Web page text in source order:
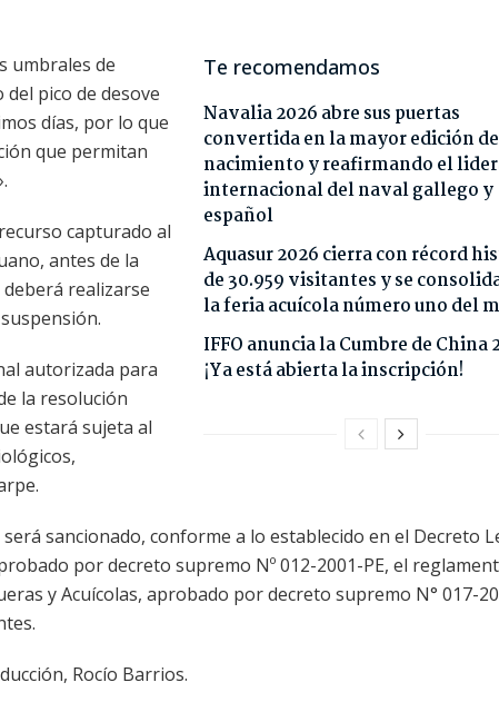
Te recomendamos
Navalia 2026 abre sus puertas
convertida en la mayor edición
nacimiento y reafirmando el
internacional del naval gallego y
español
Aquasur 2026 cierra con récord
de 30.959 visitantes y se
la feria acuícola número uno del
IFFO anuncia la Cumbre de China
¡Ya está abierta la inscripción!
umbrales de
pico de desove
días, por lo que
que permitan
capturado al
antes de la
realizarse
autorizada para
la resolución
estará sujeta al
sancionado, conforme a lo establecido en el Decreto
por decreto supremo Nº 012-2001-PE, el
y Acuícolas, aprobado por decreto supremo N° 017-
Rocío Barrios.